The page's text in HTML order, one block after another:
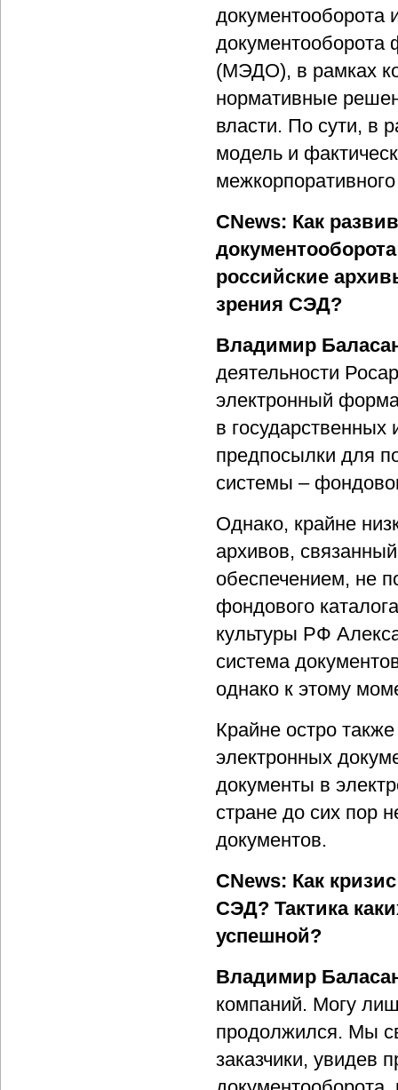
документооборота
документооборота
(МЭДО), в рамках
нормативные
власти. По сути, в
модель и
CNews: Как
российские
зрения СЭД?
Владимир
деятельности
электронный
в
предпосылки для
системы –
Однако, крайне
архивов,
обеспечением, не
фондового
культуры РФ
система
однако к этому
Крайне остро
электронных
документы в
стране до сих пор
документов.
CNews: Как
СЭД? Тактика
успешной?
Владимир
компаний. Могу
продолжился. Мы
заказчики, увидев